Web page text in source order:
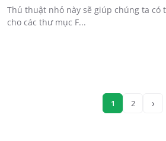
Thủ thuật nhỏ này sẽ giúp chúng ta có
cho các thư mục F...
1 2 ›